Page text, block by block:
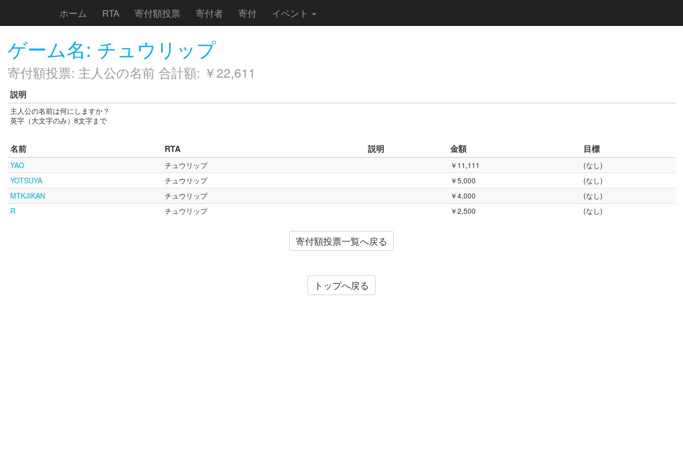
ホーム RTA 寄付額投票 寄付者 寄付 イベント
ゲーム名: チュウリップ
寄付額投票: 主人公の名前 合計額: ￥22,611
説明
主人公の名前は何にしますか？
英字（大文字のみ）8文字まで
名前 RTA 説明 金額 目標
YAO チュウリップ ￥11,111
(なし)
YOTSUYA
チュウリップ ￥5,000
(なし)
MTKJIKAN
チュウリップ ￥4,000
(なし)
R
チュウリップ ￥2,500 (なし)
寄付額投票一覧へ戻る
トップへ戻る